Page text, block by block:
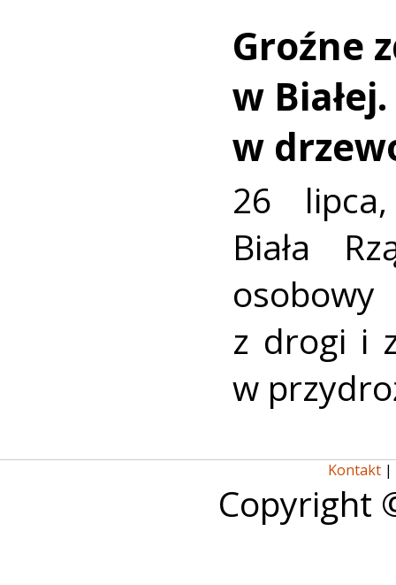
Groźne
w
w
26
Biała
z drogi i
w
Kontakt |
Copyright